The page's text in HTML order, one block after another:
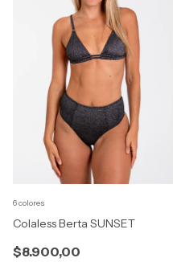
Colaless Berta SUNSET
$8.900,00
6 colores